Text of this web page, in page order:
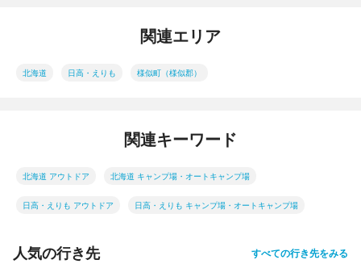
関連エリア
北海道 日高・えりも 様似町（様似郡）
関連キーワード
北海道 アウトドア 北海道 キャンプ場・オートキャンプ場
日高・えりも アウトドア 日高・えりも キャンプ場・オートキャンプ場
人気の行き先 すべての行き先をみる